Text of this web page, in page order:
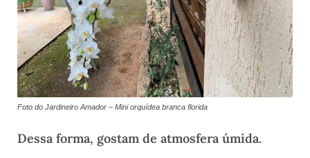
Foto do Jardineiro Amador – Mini orquídea branca florida
Dessa forma, gostam de atmosfera úmida.